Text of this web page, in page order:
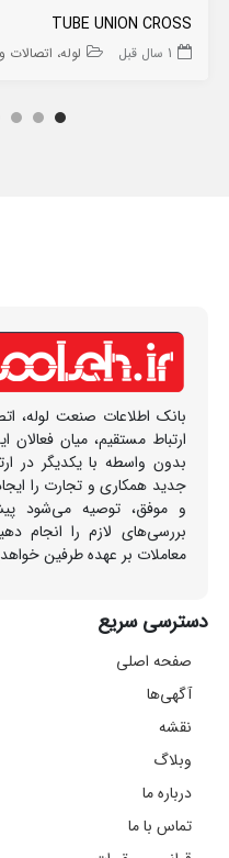
TUBE UNION CROSS
1 سال قبل لوله، اتصالات
بانک اطلاعات صنعت لوله،
ارتباط مستقیم، میان
بدون واسطه با یکدیگر در
جدید همکاری و تجارت را
و موفق، توصیه می‌شود
بررسی‌های لازم را انجام
معاملات بر عهده طرفین
دسترسی سریع
صفحه اصلی
آگهی‌ها
نقشه
وبلاگ
درباره ما
تماس با ما